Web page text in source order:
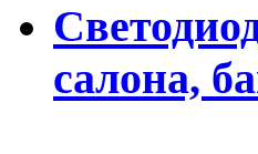
салона,